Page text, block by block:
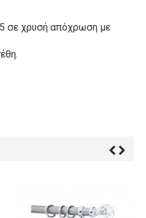
σε χρυσή απόχρωση με